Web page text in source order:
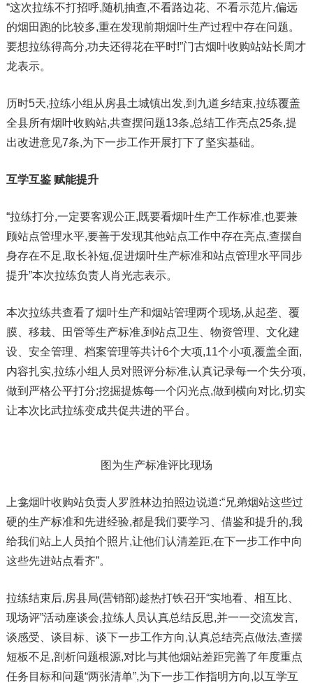
“这次拉练不打招呼,随机抽查,不看路边花、不看示范片,偏远
的烟田跑的比较多,重在发现前期烟叶生产过程中存在问题。
要想拉练得高分,功夫还得花在平时!”门古烟叶收购站站长周才
龙表示。
历时5天,拉练小组从房县土城镇出发,到九道乡结束,拉练覆盖
全县所有烟叶收购站,共查摆问题13条,总结工作亮点25条,提
出改进意见7条,为下一步工作开展打下了坚实基础。
互学互鉴 赋能提升
“拉练打分,一定要客观公正,既要看烟叶生产工作标准,也要兼
顾站点管理水平,要善于发现其他站点工作中存在亮点,查摆自
身存在不足,取长补短,促进烟叶生产标准和站点管理水平同步
提升”本次拉练负责人肖光志表示。
本次拉练共查看了烟叶生产和烟站管理两个现场,从起垄、覆
膜、移栽、田管等生产标准,到站点卫生、物资管理、文化建
设、安全管理、档案管理等共计6个大项,11个小项,覆盖全面,
内容扎实,拉练小组人员对照评分标准,认真记录每一个失分项,
做到严格公平打分;挖掘提炼每一个闪光点,做到横向对比,切实
让本次比武拉练变成共促共进的平台。
图为生产标准评比现场
上龛烟叶收购站负责人罗胜林边拍照边说道:“兄弟烟站这些过
硬的生产标准和先进经验,都是我们要学习、借鉴和提升的,我
给我们站上人员拍个照片,让他们认清差距,在下一步工作中向
这些先进站点看齐”。
拉练结束后,房县局(营销部)趁热打铁召开“实地看、相互比、
现场评”活动座谈会,拉练人员认真总结反思,并一一交流发言,
谈感受、谈目标、谈下一步工作方向,认真总结亮点做法,查摆
短板不足,剖析问题根源,对比与其他烟站差距完善了年度重点
任务目标和问题“两张清单”,为下一步工作指明方向,以互学互